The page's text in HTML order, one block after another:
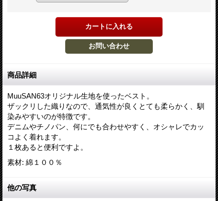
商品詳細
MuuSAN63オリジナル生地を使ったベスト。
ザックリした織りなので、通気性が良くとても柔らかく、馴
染みやすいのが特徴です。
デニムやチノパン、何にでも合わせやすく、オシャレでカッ
コよく着れます。
１枚あると便利ですよ。
素材: 綿１００％
他の写真